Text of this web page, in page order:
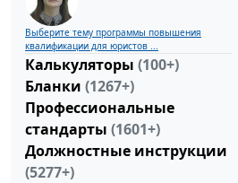
Выберите тему программы повышения
квалификации для юристов ...
Калькуляторы (100+)
Бланки (1267+)
Профессиональные
стандарты (1601+)
Должностные инструкции
(5277+)